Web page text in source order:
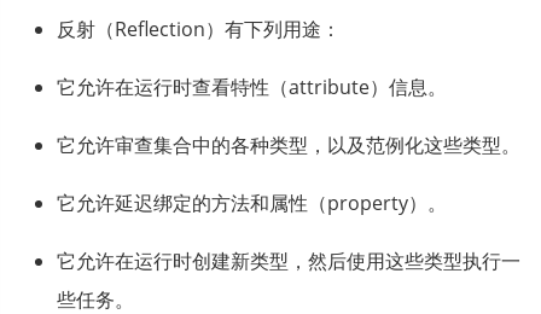
反射（Reflection）有下列用途：
它允许在运行时查看特性（attribute）信息。
它允许审查集合中的各种类型，以及范例化这些类型。
它允许延迟绑定的方法和属性（property）。
它允许在运行时创建新类型，然后使用这些类型执行一
些任务。